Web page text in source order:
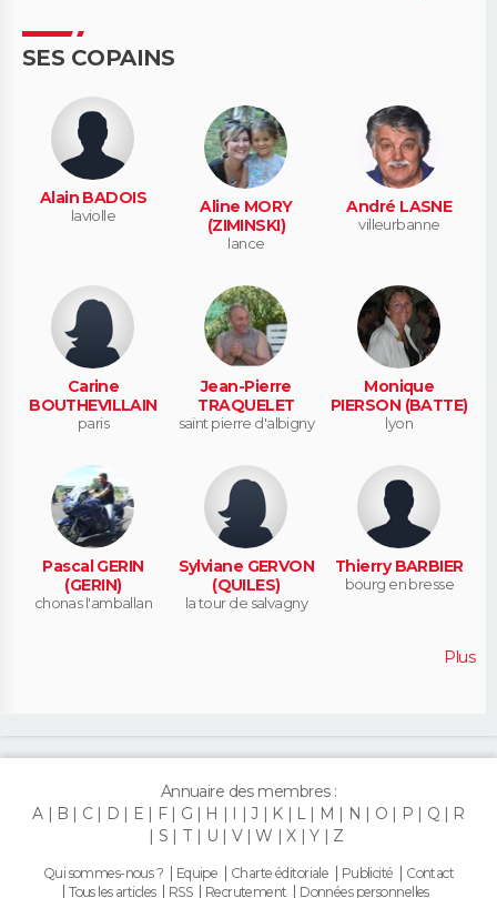
SES COPAINS
Alain BADOIS
laviolle
Aline MORY
(ZIMINSKI)
lance
André LASNE
villeurbanne
Carine
BOUTHEVILLAIN
paris
Jean-Pierre
TRAQUELET
saint pierre d'albigny
Monique
PIERSON (BATTE)
lyon
Pascal GERIN
(GERIN)
chonas l'amballan
Sylviane GERVON
(QUILES)
la tour de salvagny
Thierry BARBIER
bourg en bresse
Plus
Annuaire des membres :
A
B C D E F G H I J K L M N O P Q
R
S
T U V W X Y Z
Qui sommes-nous ? Equipe Charte éditoriale Publicité
Contact
Tous les articles
RSS Recrutement Données personnelles